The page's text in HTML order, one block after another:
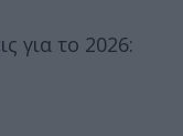
για το 2026: